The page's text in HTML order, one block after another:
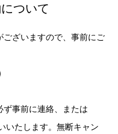
ついて
ございますので、事前にご
ず事前に連絡、または
いたします。無断キャン